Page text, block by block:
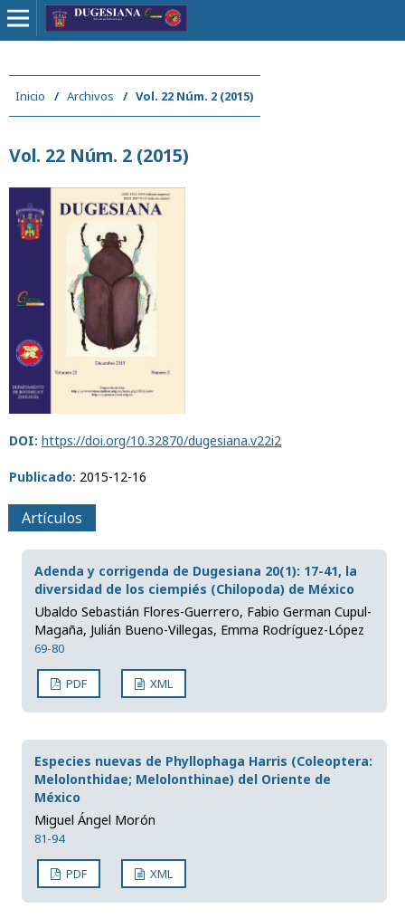
Inicio / Archivos / Vol. 22 Núm. 2 (2015)
Vol. 22 Núm. 2 (2015)
DOI: https://doi.org/10.32870/dugesiana.v22i2
Publicado: 2015-12-16
Artículos
Adenda y corrigenda de Dugesiana 20(1): 17-41, la
diversidad de los ciempiés (Chilopoda) de México
Ubaldo Sebastián Flores-Guerrero, Fabio German Cupul-
Magaña, Julián Bueno-Villegas, Emma Rodríguez-López
69-80
PDF XML
Especies nuevas de Phyllophaga Harris (Coleoptera:
Melolonthidae; Melolonthinae) del Oriente de
México
Miguel Ángel Morón
81-94
PDF XML